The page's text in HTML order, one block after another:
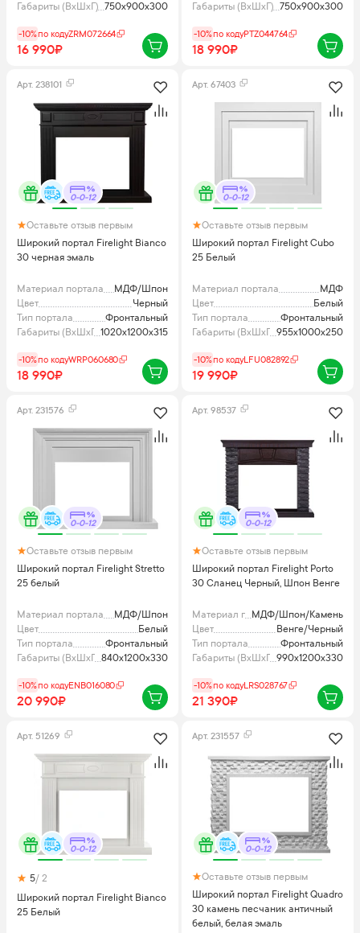
Габариты (ВхШхГ), мм750x900x300
-10%по кодуZRM072664
16 990₽
Габариты (ВхШхГ), мм750x900x300
-10%по кодуPTZ044764
18 990₽
Арт. 238101
0-0-12
Оставьте отзыв первым
Широкий портал Firelight Bianco
30 черная эмаль
Материал портала
МДФ/Шпон
Цвет
Черный
Тип портала
Фронтальный
Габариты (ВхШхГ), мм1020x1200x315
-10%по кодуWRP060680
18 990₽
Арт. 67403
0-0-12
Оставьте отзыв первым
Широкий портал Firelight Cubo
25 Белый
Материал портала
МДФ
Цвет
Белый
Тип портала
Фронтальный
Габариты (ВхШхГ), мм955x1000x250
-10%по кодуLFU082892
19 990₽
Арт. 231576
0-0-12
Оставьте отзыв первым
Широкий портал Firelight Stretto
25 белый
Материал портала
МДФ/Шпон
Цвет
Белый
Тип портала
Фронтальный
Габариты (ВхШхГ), мм840x1200x330
-10%по кодуENB016080
20 990₽
Арт. 98537
0-0-12
Оставьте отзыв первым
Широкий портал Firelight Porto
30 Сланец Черный, Шпон Венге
Материал порталаМДФ/Шпон/Камень
Цвет
Венге/Черный
Тип портала
Фронтальный
Габариты (ВхШхГ), мм990х1200х330
-10%по кодуLRS028767
21 390₽
Арт. 51269
0-0-12
5/ 2
Широкий портал Firelight Bianco
25 Белый
Арт. 231557
0-0-12
Оставьте отзыв первым
Широкий портал Firelight Quadro
30 камень песчаник античный
белый, белая эмаль